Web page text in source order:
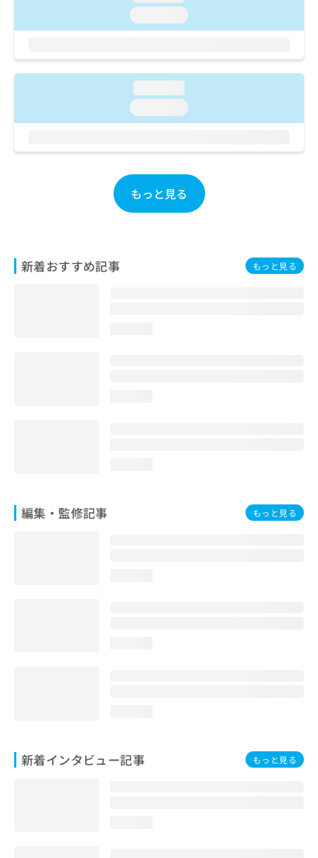
もっと見る
新着おすすめ記事 もっと見る
編集・監修記事 もっと見る
新着インタビュー記事 もっと見る
ち